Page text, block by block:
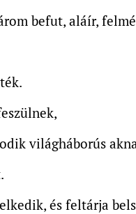
befut, aláír,
világháborús
és feltárja